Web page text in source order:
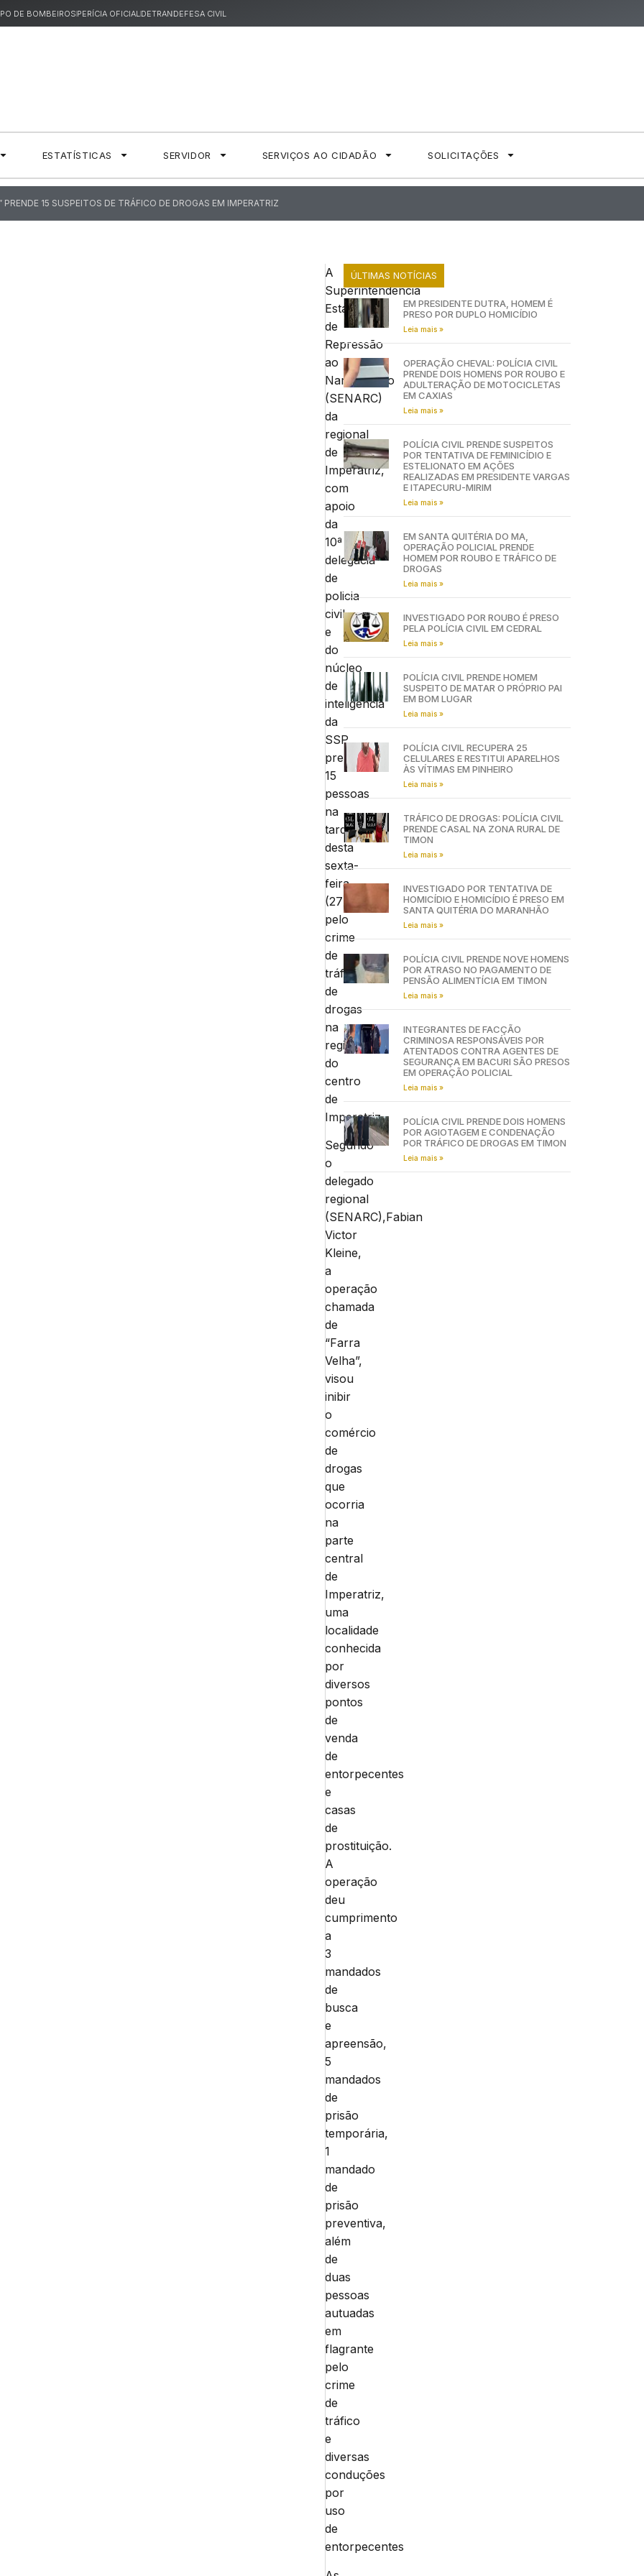
DE BOMBEIROSPERÍCIA OFICIALDETRANDEFESA CIVIL
ESTATÍSTICAS SERVIDOR SERVIÇOS AO CIDADÃO SOLICITAÇÕES
PRENDE 15 SUSPEITOS DE TRÁFICO DE DROGAS EM IMPERATRIZ
A
Superintendência
Estadual
de
Repressão
ao
Narcotráfico
(SENARC)
da
regional
de
Imperatriz,
com
apoio
da
10ª
delegacia
de
policia
civil
e
do
núcleo
de
inteligência
da
SSP,
prendeu
15
pessoas
na
tarde
desta
sexta-
feira
(27),
pelo
crime
de
tráfico
de
drogas
na
região
do
centro
de
Imperatriz.
Segundo
o
delegado
regional
(SENARC),Fabian
Victor
Kleine,
a
operação
chamada
de
“Farra
Velha”,
visou
inibir
o
comércio
de
drogas
que
ocorria
na
parte
central
de
Imperatriz,
uma
localidade
conhecida
por
diversos
pontos
de
venda
de
entorpecentes
e
casas
de
prostituição.
A
operação
deu
cumprimento
a
3
mandados
de
busca
e
apreensão,
5
mandados
de
prisão
temporária,
1
mandado
de
prisão
preventiva,
além
de
duas
pessoas
autuadas
em
flagrante
pelo
crime
de
tráfico
e
diversas
conduções
por
uso
de
entorpecentes
ÚLTIMAS NOTÍCIAS
EM PRESIDENTE DUTRA, HOMEM É
PRESO POR DUPLO HOMICÍDIO
Leia mais »
OPERAÇÃO CHEVAL: POLÍCIA CIVIL
PRENDE DOIS HOMENS POR ROUBO E
ADULTERAÇÃO DE MOTOCICLETAS
EM CAXIAS
Leia mais »
POLÍCIA CIVIL PRENDE SUSPEITOS
POR TENTATIVA DE FEMINICÍDIO E
ESTELIONATO EM AÇÕES
REALIZADAS EM PRESIDENTE VARGAS
E ITAPECURU-MIRIM
Leia mais »
EM SANTA QUITÉRIA DO MA,
OPERAÇÃO POLICIAL PRENDE
HOMEM POR ROUBO E TRÁFICO DE
DROGAS
Leia mais »
INVESTIGADO POR ROUBO É PRESO
PELA POLÍCIA CIVIL EM CEDRAL
Leia mais »
POLÍCIA CIVIL PRENDE HOMEM
SUSPEITO DE MATAR O PRÓPRIO PAI
EM BOM LUGAR
Leia mais »
POLÍCIA CIVIL RECUPERA 25
CELULARES E RESTITUI APARELHOS
ÀS VÍTIMAS EM PINHEIRO
Leia mais »
TRÁFICO DE DROGAS: POLÍCIA CIVIL
PRENDE CASAL NA ZONA RURAL DE
TIMON
Leia mais »
INVESTIGADO POR TENTATIVA DE
HOMICÍDIO E HOMICÍDIO É PRESO EM
SANTA QUITÉRIA DO MARANHÃO
Leia mais »
POLÍCIA CIVIL PRENDE NOVE HOMENS
POR ATRASO NO PAGAMENTO DE
PENSÃO ALIMENTÍCIA EM TIMON
Leia mais »
INTEGRANTES DE FACÇÃO
CRIMINOSA RESPONSÁVEIS POR
ATENTADOS CONTRA AGENTES DE
SEGURANÇA EM BACURI SÃO PRESOS
EM OPERAÇÃO POLICIAL
Leia mais »
POLÍCIA CIVIL PRENDE DOIS HOMENS
POR AGIOTAGEM E CONDENAÇÃO
POR TRÁFICO DE DROGAS EM TIMON
Leia mais »